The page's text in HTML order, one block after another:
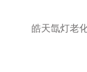
皓天氙灯老